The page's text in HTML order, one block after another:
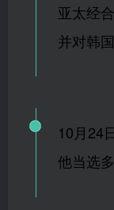
亚太经
并对韩
10月24
他当选